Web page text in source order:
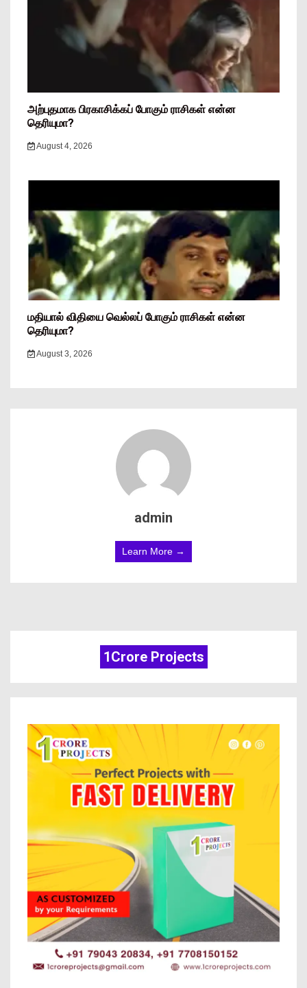
அற்புதமாக பிரகாசிக்கப் போகும் ராசிகள் என்ன
தெரியுமா?
August 4, 2026
மதியால் விதியை வெல்லப் போகும் ராசிகள் என்ன
தெரியுமா?
August 3, 2026
admin
Learn More →
1Crore Projects